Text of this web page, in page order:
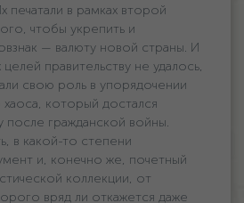
печатали в рамках второй
чтобы укрепить и
— валюту новой страны. И
правительству не удалось,
свою роль в упорядочении
который достался
гражданской войны.
в какой-то степени
и, конечно же, почетный
коллекции, от
вряд ли откажется даже